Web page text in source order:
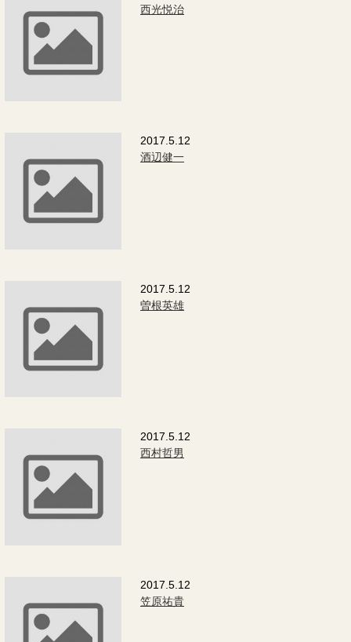
西光悦治
2017.5.12
酒辺健一
2017.5.12
曽根英雄
2017.5.12
西村哲男
2017.5.12
笠原祐貴